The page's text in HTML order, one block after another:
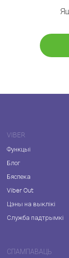
VIBER
Функцыі
Блог
Бяспека
Viber Out
Цэны на выклікі
Служба падтрымкі
СПАМПАВАЦЬ